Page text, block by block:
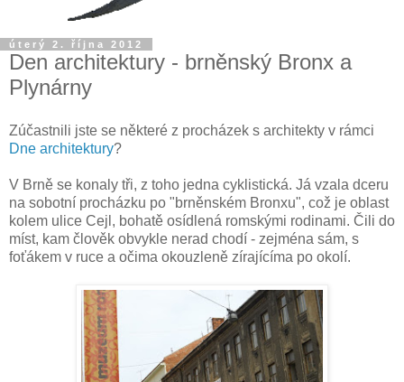
úterý 2. října 2012
Den architektury - brněnský Bronx a
Plynárny
Zúčastnili jste se některé z procházek s architekty v rámci
Dne architektury?
V Brně se konaly tři, z toho jedna cyklistická. Já vzala dceru
na sobotní procházku po "brněnském Bronxu", což je oblast
kolem ulice Cejl, bohatě osídlená romskými rodinami. Čili do
míst, kam člověk obvykle nerad chodí - zejména sám, s
foťákem v ruce a očima okouzleně zírajícíma po okolí.